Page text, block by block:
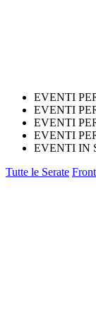
EVENTI
EVENTI
EVENTI
EVENTI
EVENTI IN
Tutte le Serate